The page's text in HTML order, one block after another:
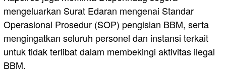
mengeluarkan Surat Edaran mengenai Standar
Operasional Prosedur (SOP) pengisian BBM, serta
mengingatkan seluruh personel dan instansi terkait
untuk tidak terlibat dalam membekingi aktivitas ilegal
BBM.